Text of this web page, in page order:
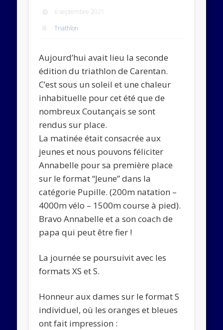
Abonnez-vous6 septembre 2021
Triathlon
Aujourd’hui avait lieu la seconde
édition du triathlon de Carentan.
C’est sous un soleil et une chaleur
inhabituelle pour cet été que de
nombreux Coutançais se sont
rendus sur place.
La matinée était consacrée aux
jeunes et nous pouvons féliciter
Annabelle pour sa première place
sur le format “Jeune” dans la
catégorie Pupille. (200m natation –
4000m vélo – 1500m course à pied).
Bravo Annabelle et a son coach de
papa qui peut être fier !
La journée se poursuivit avec les
formats XS et S.
Honneur aux dames sur le format S
individuel, où les oranges et bleues
ont fait impression :